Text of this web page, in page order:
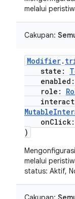
melalui
Cakupan:
Modifier.
state:
enabled:
role:
)
melalui
status: Aktif,